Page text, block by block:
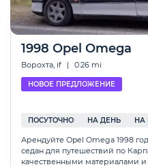
1998 Opel Omega
Ворохта, if | 0.26 mi
НОВОЕ ПРЕДЛОЖЕНИЕ
ПОСУТОЧНО НА ДЕНЬ НА
Арендуйте Opel Omega 1998
седан для путешествий по
качественными материалами